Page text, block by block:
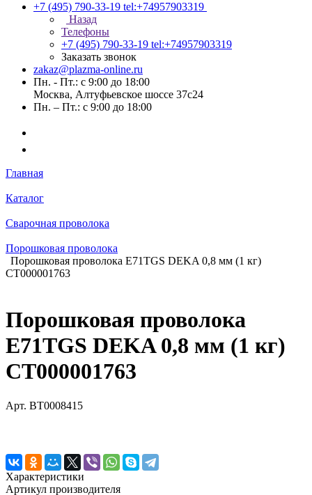
+7 (495) 790-33-19 tel:+74957903319
Назад
Телефоны
+7 (495) 790-33-19 tel:+74957903319
Заказать звонок
zakaz@plazma-online.ru
Пн. - Пт.: с 9:00 до 18:00
Москва, Алтуфьевское шоссе 37с24
Пн. – Пт.: с 9:00 до 18:00
Главная
Каталог
Сварочная проволока
Порошковая проволока
Порошковая проволока E71TGS DEKA 0,8 мм (1 кг)
СТ000001763
Порошковая проволока
E71TGS DEKA 0,8 мм (1 кг)
СТ000001763
Арт. BT0008415
Характеристики
Артикул производителя